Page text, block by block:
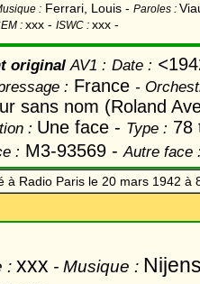
: Ferrari, Louis - Paroles :
: xxx - ISWC : xxx -
originalAV1 : Date : <
: France -
sans nom (Roland
: Une face - Type : 78
: M3-93569 - Autre
à Radio Paris le 20 mars 1942 à
: xxx - Musique :